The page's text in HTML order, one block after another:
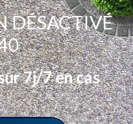
DÉSACTIVÉ
7j/7 en cas